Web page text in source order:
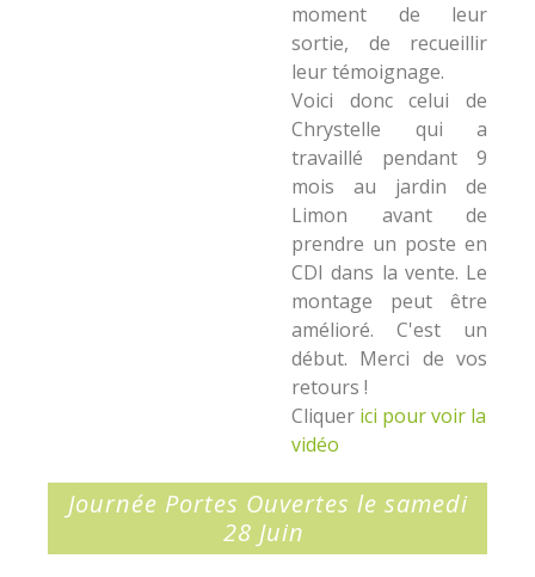
moment de leur
sortie, de recueillir
leur témoignage.
Voici donc celui de
Chrystelle qui a
travaillé pendant 9
mois au jardin de
Limon avant de
prendre un poste en
CDI dans la vente. Le
montage peut être
amélioré. C'est un
début. Merci de vos
retours !
Cliquer ici pour voir la
vidéo
Journée Portes Ouvertes le samedi
28 Juin